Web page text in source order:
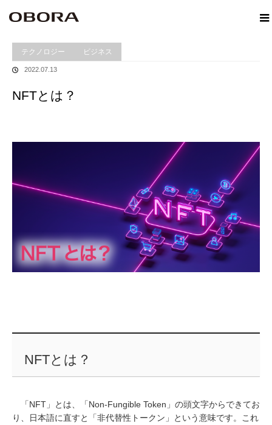
Winformation
テクノロジー ビジネス
2022.07.13
NFTとは？
NFTとは？
「NFT」とは、「Non-Fungible Token」の頭文字からできてお
り、日本語に直すと「非代替性トークン」という意味です。これ